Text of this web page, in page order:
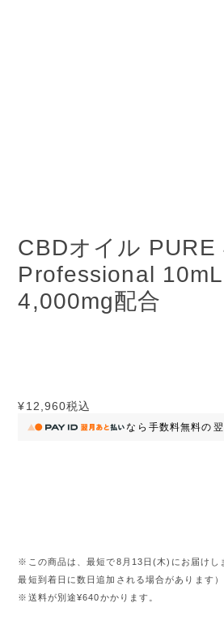
CBDオイル PURE
Professional
4,000mg配合
¥12,960税込
なら 手数料無料の
※この商品は、最短で8月13日(木)にお届けし
最短到着日に数日追加される場合があります）
※送料が別途¥640かかります。